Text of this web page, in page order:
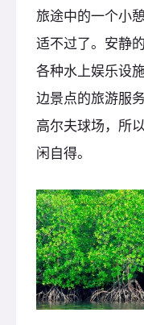
旅途中的一个小
适不过了。安静
各种水上娱乐设
边景点的旅游服
高尔夫球场，所
闲自得。